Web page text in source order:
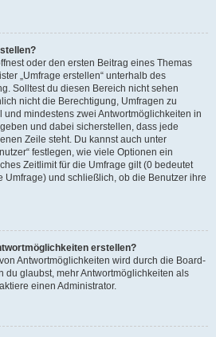
oder den ersten Beitrag eines Themas
„Umfrage erstellen“ unterhalb des
Solltest du diesen Bereich nicht sehen
nicht die Berechtigung, Umfragen zu
mindestens zwei Antwortmöglichkeiten in
und dabei sicherstellen, dass jede
Zeile steht. Du kannst auch unter
festlegen, wie viele Optionen ein
Zeitlimit für die Umfrage gilt (0 bedeutet
und schließlich, ob die Benutzer ihre
erstellen?
Antwortmöglichkeiten wird durch die Board-
du glaubst, mehr Antwortmöglichkeiten als
einen Administrator.